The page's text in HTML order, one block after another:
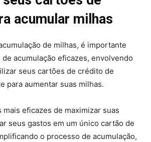
acumular milhas
de milhas, é importante
acumulação eficazes, envolvendo
seus cartões de crédito de
para aumentar suas milhas.
mais eficazes de maximizar suas
seus gastos em um único cartão de
o processo de acumulação,